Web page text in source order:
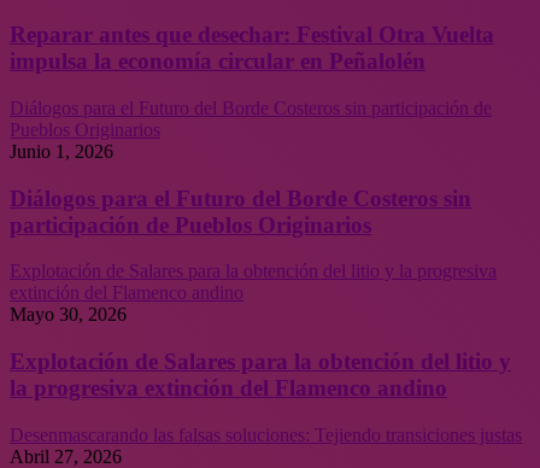
Reparar antes que desechar: Festival Otra Vuelta
impulsa la economía circular en Peñalolén
Diálogos para el Futuro del Borde Costeros sin participación de
Pueblos Originarios
Junio 1, 2026
Diálogos para el Futuro del Borde Costeros sin
participación de Pueblos Originarios
Explotación de Salares para la obtención del litio y la progresiva
extinción del Flamenco andino
Mayo 30, 2026
Explotación de Salares para la obtención del litio y
la progresiva extinción del Flamenco andino
Desenmascarando las falsas soluciones: Tejiendo transiciones justas
Abril 27, 2026